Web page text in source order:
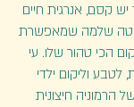
יש קסם, אנרגית חיים
שלמה שמאפשרת
הכי טהור שלו. עי
וליקום ילדי
הרמוניה חיצונית